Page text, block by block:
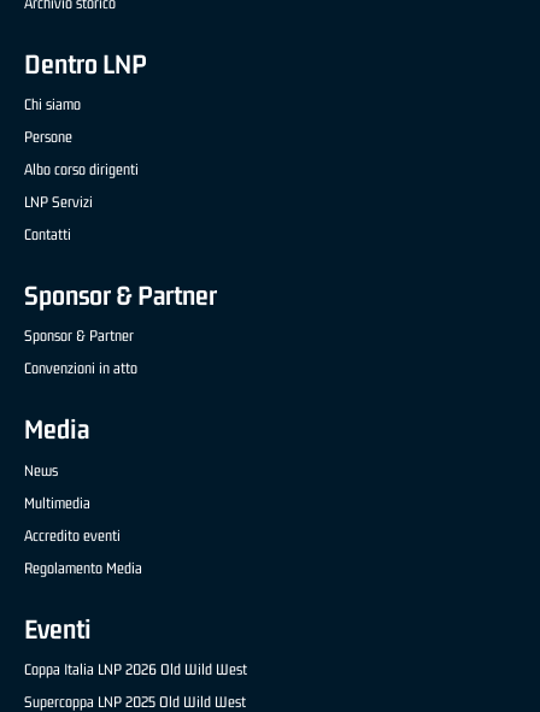
Dentro LNP
Chi siamo
Persone
Albo corso dirigenti
LNP Servizi
Contatti
Sponsor & Partner
Sponsor & Partner
Convenzioni in atto
Media
News
Multimedia
Accredito eventi
Regolamento Media
Eventi
Coppa Italia LNP 2026 Old Wild West
Supercoppa LNP 2025 Old Wild West